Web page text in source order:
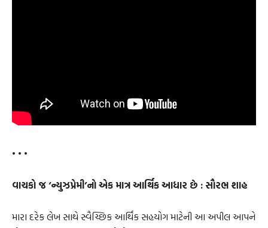
• • •
વાચકો જ ‘ન્યુઝપ્રેમી’નો એક માત્ર આર્થિક આધાર છે : સૌરભ શાહ
મારા દરેક લેખ સાથે સ્વૈચ્છિક આર્થિક સહયોગ માટેની આ અપીલ આપને